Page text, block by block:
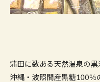
蒲田に数ある天然温泉の黒
沖縄・波照間産黒糖100％